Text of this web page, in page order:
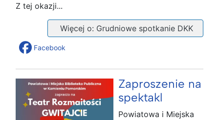
Z tej okazji...
Więcej o: Grudniowe spotkanie DKK
Facebook
Zaproszenie na
spektakl
Powiatowa i Miejska